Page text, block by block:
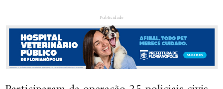
Publicidade